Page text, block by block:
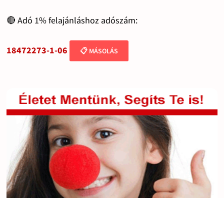
🔴 Adó 1% felajánláshoz adószám:
18472273-1-06 📋 MÁSOLÁS